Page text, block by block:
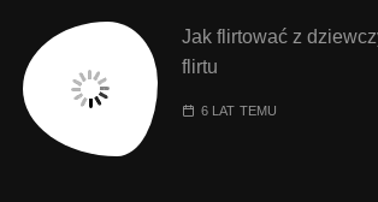
Jak flirtować z
flirtu
6 LAT TEMU